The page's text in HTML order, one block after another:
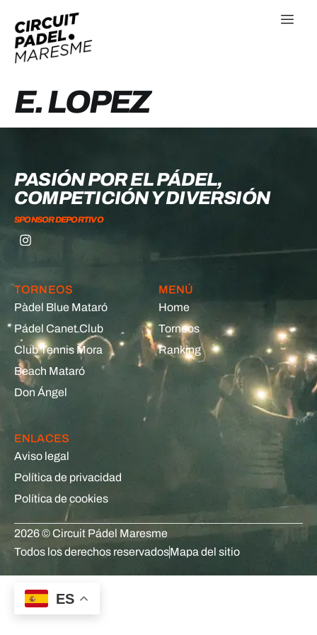
E. LOPEZ
PASIÓN POR EL PÁDEL,
COMPETICIÓN Y DIVERSIÓN
SPONSOR DEPORTIVO
TORNEOS
Pàdel Blue Mataró
Pádel Canet Club
Club Tennis Mora
Beach Mataró
Don Ángel
MENÚ
Home
Torneos
Ranking
ENLACES
Aviso legal
Política de privacidad
Política de cookies
2026 © Circuit Pádel Maresme
Todos los derechos reservadosMapa del sitio
ES